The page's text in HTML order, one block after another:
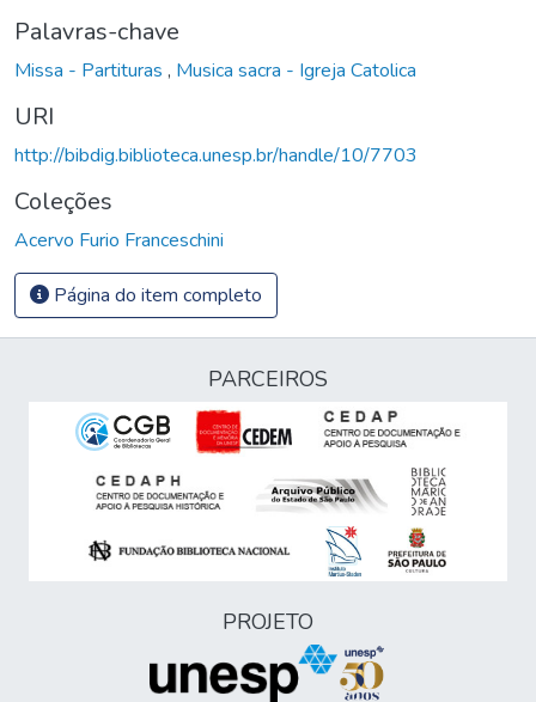
Palavras-chave
Missa - Partituras , Musica sacra - Igreja Catolica
URI
http://bibdig.biblioteca.unesp.br/handle/10/7703
Coleções
Acervo Furio Franceschini
Página do item completo
PARCEIROS
PROJETO